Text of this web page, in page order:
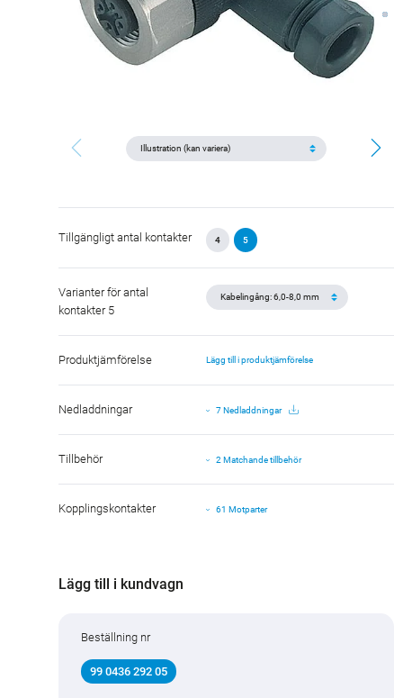
Tillgängligt antal kontakter 4 5
Varianter för antal
kontakter 5
Produktjämförelse Lägg till i produktjämförelse
Nedladdningar 7 Nedladdningar
Tillbehör 2 Matchande tillbehör
Kopplingskontakter 61 Motparter
Lägg till i kundvagn
Beställning nr
99 0436 292 05